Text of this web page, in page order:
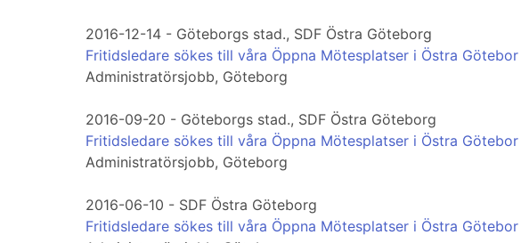
2016-12-14 - Göteborgs stad., SDF Östra Göteborg
Fritidsledare sökes till våra Öppna Mötesplatser i Östra Götebor
Administratörsjobb, Göteborg
2016-09-20 - Göteborgs stad., SDF Östra Göteborg
Fritidsledare sökes till våra Öppna Mötesplatser i Östra Götebor
Administratörsjobb, Göteborg
2016-06-10 - SDF Östra Göteborg
Fritidsledare sökes till våra Öppna Mötesplatser i Östra Götebor